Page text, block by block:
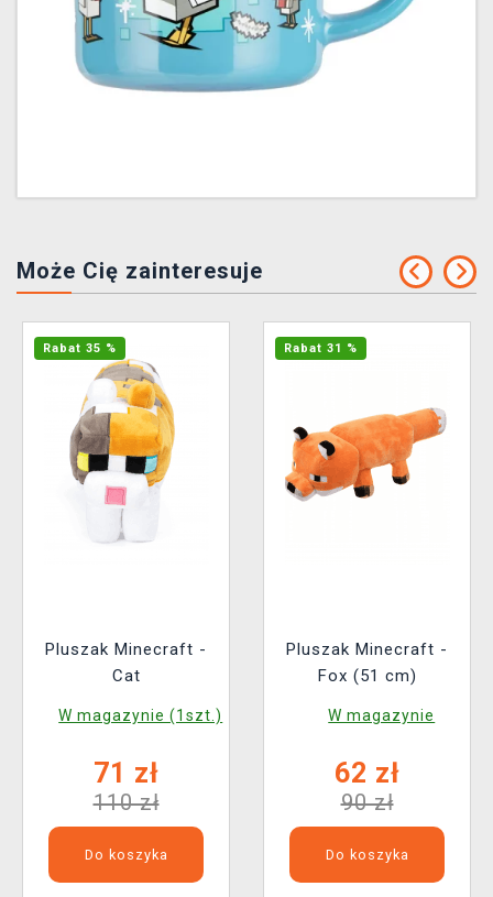
Może Cię zainteresuje
Rabat 35 %
Pluszak Minecraft -
Cat
W magazynie (1szt.)
71 zł
110 zł
Do koszyka
Rabat 31 %
Pluszak Minecraft -
Fox (51 cm)
W magazynie
62 zł
90 zł
Do koszyka